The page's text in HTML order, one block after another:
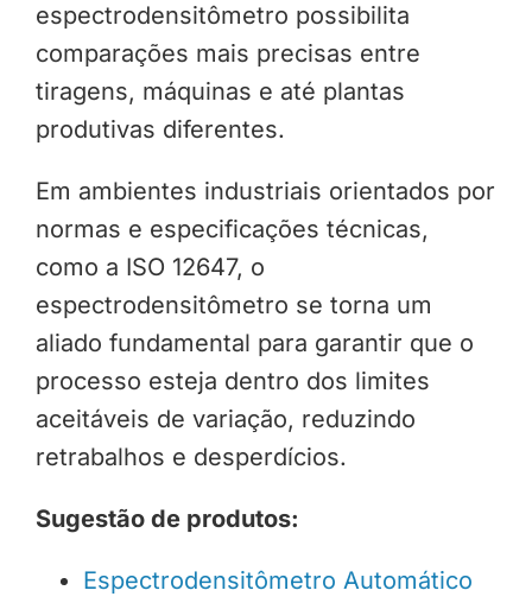
espectrodensitômetro possibilita
comparações mais precisas entre
tiragens, máquinas e até plantas
produtivas diferentes.
Em ambientes industriais orientados por
normas e especificações técnicas,
como a ISO 12647, o
espectrodensitômetro se torna um
aliado fundamental para garantir que o
processo esteja dentro dos limites
aceitáveis de variação, reduzindo
retrabalhos e desperdícios.
Sugestão de produtos:
Espectrodensitômetro Automático